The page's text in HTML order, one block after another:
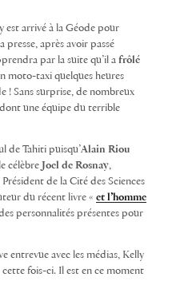
est arrivé à la Géode pour
après avoir passé
par la suite qu’il a frôlé
moto-taxi quelques heures
! Sans surprise, de nombreux
une équipe du terrible
de Tahiti puisqu’Alain Riou
célèbre
Joel de Rosnay,
de la Cité des Sciences
du récent livre « et l’homme
personnalités présentes pour
entrevue avec les médias, Kelly
fois-ci. Il est en ce moment